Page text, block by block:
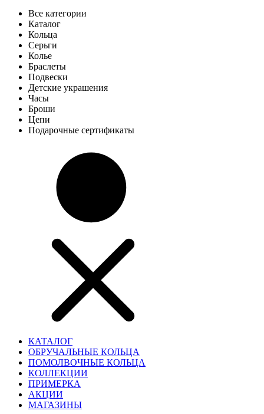
Все категории
Каталог
Кольца
Серьги
Колье
Браслеты
Подвески
Детские украшения
Часы
Броши
Цепи
Подарочные сертификаты
КАТАЛОГ
ОБРУЧАЛЬНЫЕ КОЛЬЦА
ПОМОЛВОЧНЫЕ КОЛЬЦА
КОЛЛЕКЦИИ
ПРИМЕРКА
АКЦИИ
МАГАЗИНЫ